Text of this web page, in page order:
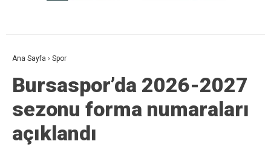
Ana Sayfa › Spor
Bursaspor’da 2026-2027
sezonu forma numaraları
açıklandı